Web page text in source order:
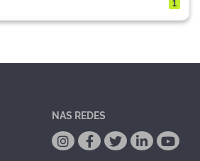
NAS REDES